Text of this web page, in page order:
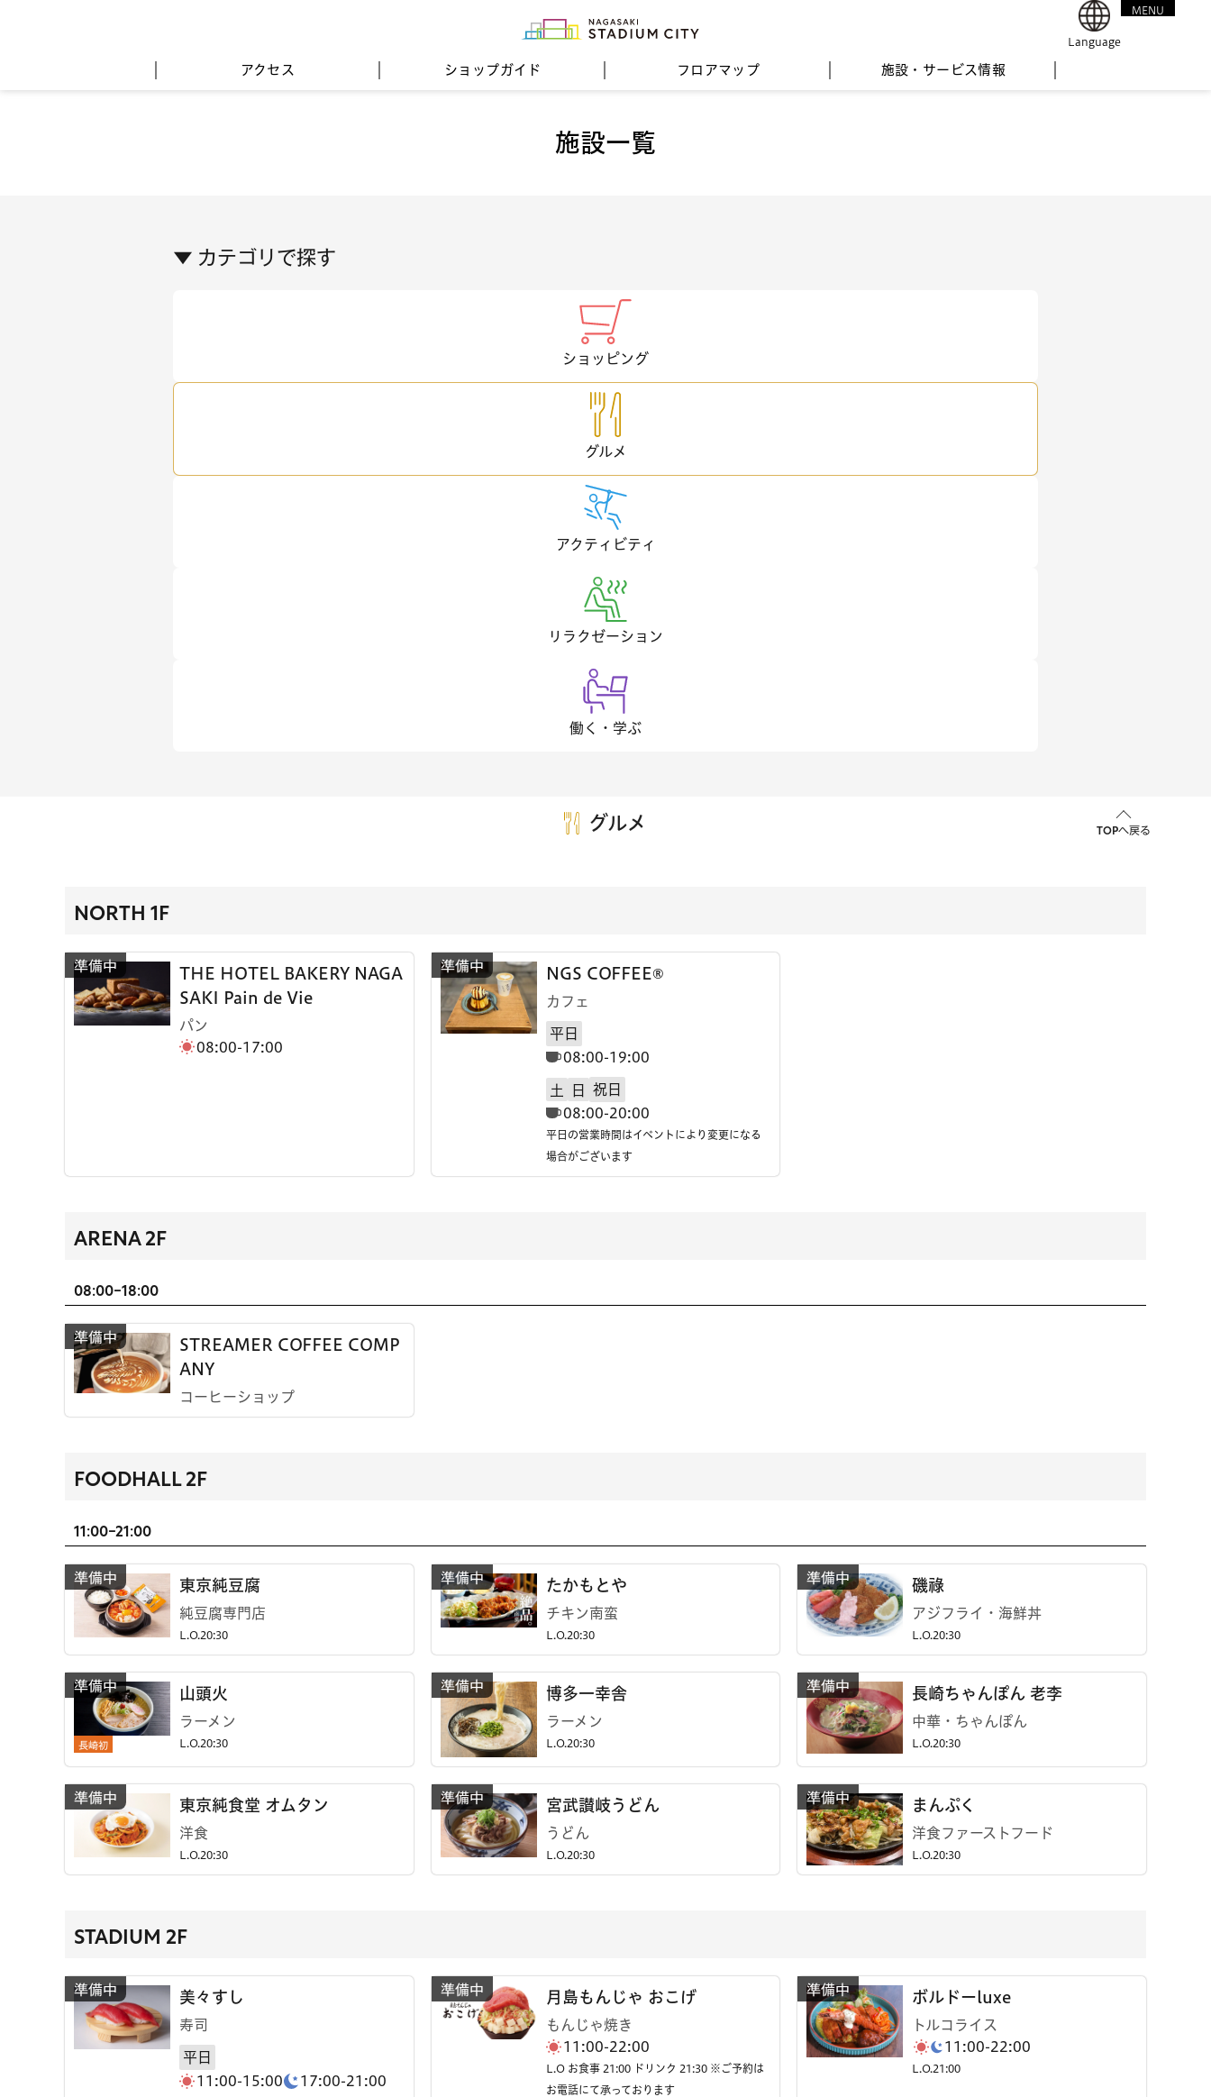
アクセス ショップガイド フロアマップ 施設・サービス情報
Language
MENU
施設一覧
▼ カテゴリで探す
ショッピング
グルメ
アクティビティ
リラクゼーション
働く・学ぶ
グルメ TOPへ戻る
NORTH 1F
THE HOTEL BAKERY NAGA
SAKI Pain de Vie
パン
08:00-17:00
NGS COFFEE®
カフェ
平日
08:00-19:00
土 日
祝日
08:00-20:00
平日の営業時間はイベントにより変更になる
場合がございます
ARENA 2F
08:00-18:00
STREAMER COFFEE COMP
ANY
コーヒーショップ
FOODHALL 2F
11:00-21:00
東京純豆腐
純豆腐専門店
L.O.20:30
たかもとや
チキン南蛮
L.O.20:30
磯祿
アジフライ・海鮮丼
L.O.20:30
長崎初
山頭火
ラーメン
L.O.20:30
博多一幸舎
ラーメン
L.O.20:30
長崎ちゃんぽん 老李
中華・ちゃんぽん
L.O.20:30
東京純食堂 オムタン
洋食
L.O.20:30
宮武讃岐うどん
うどん
L.O.20:30
まんぷく
洋食ファーストフード
L.O.20:30
STADIUM 2F
美々すし
寿司
平日
11:00-15:00
17:00-21:00
月島もんじゃ おこげ
もんじゃ焼き
11:00-22:00
L.O お食事 21:00 ドリンク 21:30 ※ご予約は
お電話にて承っております
ボルドーluxe
トルコライス
11:00-22:00
L.O.21:00